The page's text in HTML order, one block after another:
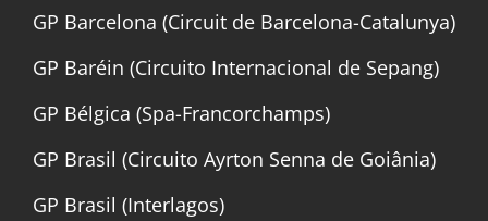
GP Barcelona (Circuit de Barcelona-Catalunya)
GP Baréin (Circuito Internacional de Sepang)
GP Bélgica (Spa-Francorchamps)
GP Brasil (Circuito Ayrton Senna de Goiânia)
GP Brasil (Interlagos)